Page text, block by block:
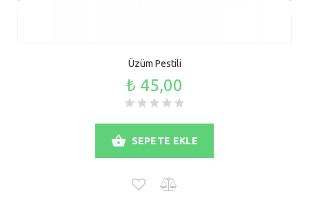
Üzüm Pestili
₺ 45,00
SEPETE EKLE